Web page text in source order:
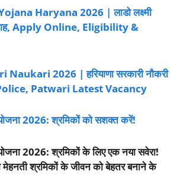
Haryana 2026 | लाडो लक्ष्मी
Apply Online, Eligibility &
2026 | हरियाणा सरकारी नौकरी
Patwari Latest Vacancy
योजना 2026: श्रमिकों को सशक्त करें!
योजना 2026: श्रमिकों के लिए एक नया सवेरा!
मेहनती श्रमिकों के जीवन को बेहतर बनाने के